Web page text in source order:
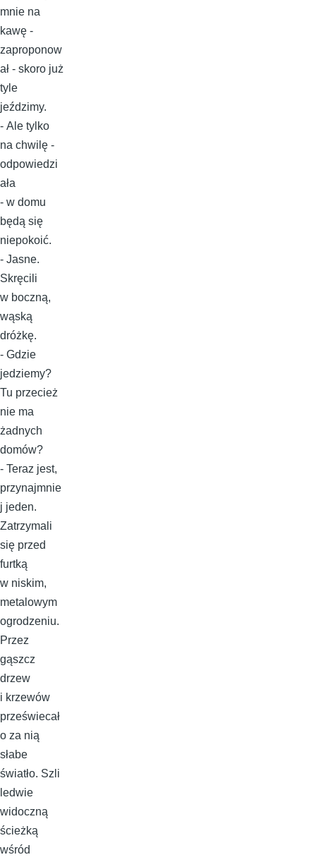
mnie na
kawę -
zaproponow
ał - skoro już
tyle
jeździmy.
- Ale tylko
na chwilę -
odpowiedzi
ała
- w domu
będą się
niepokoić.
- Jasne.
Skręcili
w boczną,
wąską
dróżkę.
- Gdzie
jedziemy?
Tu przecież
nie ma
żadnych
domów?
- Teraz jest,
przynajmnie
j jeden.
Zatrzymali
się przed
furtką
w niskim,
metalowym
ogrodzeniu.
Przez
gąszcz
drzew
i krzewów
przeświecał
o za nią
słabe
światło. Szli
ledwie
widoczną
ścieżką
wśród